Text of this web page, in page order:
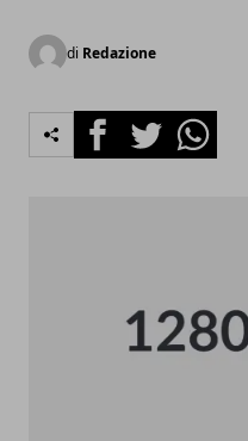
di Redazione
FacebookTwitterWhatsapp